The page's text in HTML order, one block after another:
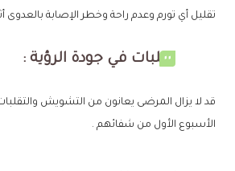
تقليل أي تورم وعدم راحة وخطر الإصابة بالعدوى
تقلبات في جودة الرؤية :
قد لا يزال المرضى يعانون من التشويش
الأسبوع الأول من شفائهم .